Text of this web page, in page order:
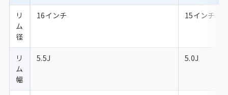
リ
ム
径
16インチ 15インチ
リ
ム
幅
5.5J 5.0J